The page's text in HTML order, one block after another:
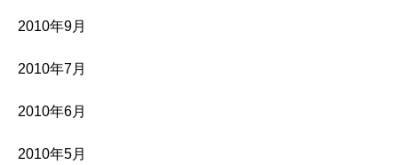
2010年9月
2010年7月
2010年6月
2010年5月